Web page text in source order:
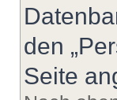
den
Seite